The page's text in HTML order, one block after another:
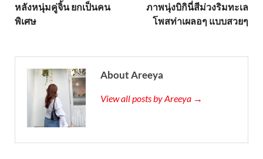
หลังหนุ่มคู่จิ้น ยกเป็นคน
พิเศษ
ภาพนุ่งบิกินี่สีม่วงริมทะเล
โพสท่าเผลอๆ แบบสวยๆ
About Areeya
View all posts by Areeya →